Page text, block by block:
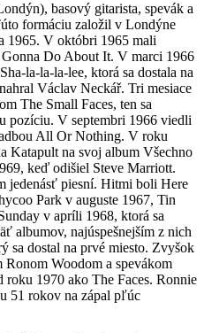
basový gitarista, spevák a
formáciu založil v Londýne
1965. V októbri 1965 mali
Do About It. V marci 1966
la-la-la-lee, ktorá sa dostala na
Václav Neckář. Tri mesiace
The Small Faces, ten sa
pozíciu. V septembri 1966 viedli
All Or Nothing. V roku
Katapult na svoj album Všechno
keď odišiel Steve Marriott.
jedenásť piesní. Hitmi boli Here
Park v auguste 1967, Tin
v apríli 1968, ktorá sa
albumov, najúspešnejším z nich
sa dostal na prvé miesto. Zvyšok
Woodom a spevákom
1970 ako The Faces. Ronnie
51 rokov na zápal pľúc